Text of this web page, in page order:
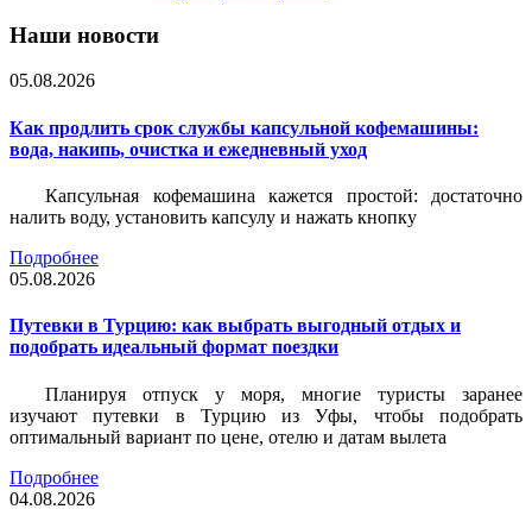
Наши новости
05.08.2026
Как продлить срок службы капсульной кофемашины:
вода, накипь, очистка и ежедневный уход
Капсульная кофемашина кажется простой: достаточно
налить воду, установить капсулу и нажать кнопку
Подробнее
05.08.2026
Путевки в Турцию: как выбрать выгодный отдых и
подобрать идеальный формат поездки
Планируя отпуск у моря, многие туристы заранее
изучают путевки в Турцию из Уфы, чтобы подобрать
оптимальный вариант по цене, отелю и датам вылета
Подробнее
04.08.2026